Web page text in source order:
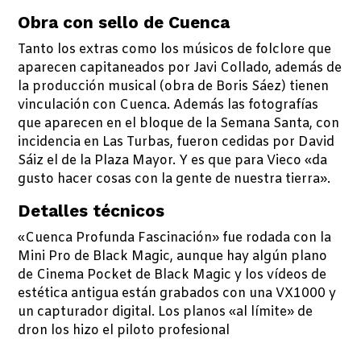
Obra con sello de Cuenca
Tanto los extras como los músicos de folclore que
aparecen capitaneados por Javi Collado, además de
la producción musical (obra de Boris Sáez) tienen
vinculación con Cuenca. Además las fotografías
que aparecen en el bloque de la Semana Santa, con
incidencia en Las Turbas, fueron cedidas por David
Sáiz el de la Plaza Mayor. Y es que para Vieco «da
gusto hacer cosas con la gente de nuestra tierra».
Detalles técnicos
«Cuenca Profunda Fascinación» fue rodada con la
Mini Pro de Black Magic, aunque hay algún plano
de Cinema Pocket de Black Magic y los vídeos de
estética antigua están grabados con una VX1000 y
un capturador digital. Los planos «al límite» de
dron los hizo el piloto profesional